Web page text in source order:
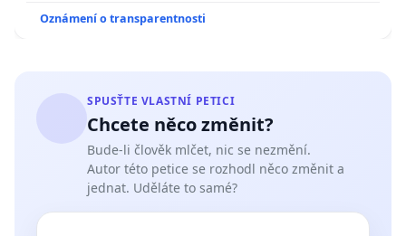
Oznámení o transparentnosti
SPUSŤTE VLASTNÍ PETICI
Chcete něco změnit?
Bude-li člověk mlčet, nic se nezmění.
Autor této petice se rozhodl něco změnit a
jednat. Uděláte to samé?